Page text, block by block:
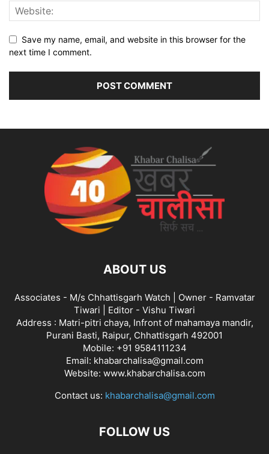
Save my name, email, and website in this browser for the
next time I comment.
ABOUT US
Associates - M/s Chhattisgarh Watch | Owner - Ramvatar
Tiwari | Editor - Vishu Tiwari
Address : Matri-pitri chaya, Infront of mahamaya mandir,
Purani Basti, Raipur, Chhattisgarh 492001
Mobile: +91 9584111234
Email: khabarchalisa@gmail.com
Website: www.khabarchalisa.com
Contact us: khabarchalisa@gmail.com
FOLLOW US